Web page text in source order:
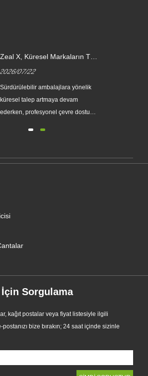
Zeal X, Küresel Markaların Tek
Yerini Almasına Yardımcı
Olmak İçin Özel Cam Kağıt
Torbaları Piyasaya Sürüyor
07/22
Sürdürülebilir ambalajlara yönelik
küresel talep artmaya devam
ederken, profesyonel çevre dostu
Sorgulama
kağıt postalar veya fiyat listesiyle ilgili
postanızı bize bırakın; 24 saat içinde sizinle